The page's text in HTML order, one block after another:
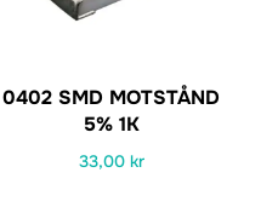
0402 SMD MOTSTÅND
5% 1K
33,00 kr